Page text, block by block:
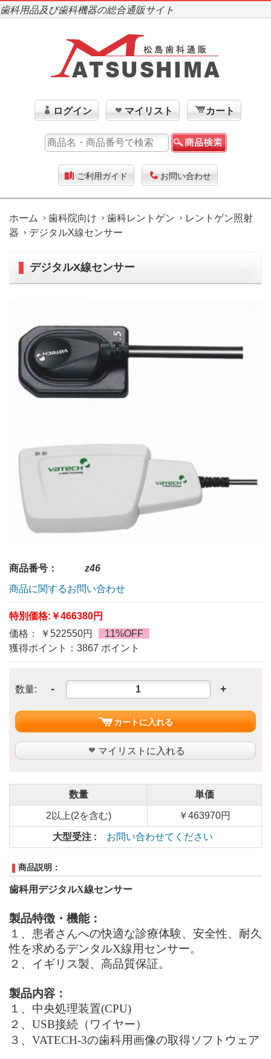
歯科用品及び歯科機器の総合通販サイト
ログイン マイリスト カート
ご利用ガイド お問い合わせ
ホーム 歯科院向け 歯科レントゲン
レントゲン照射
器
デジタルX線センサー
デジタルX線センサー
商品番号：
z46
商品に関するお問い合わせ
特別価格: ￥466380円
価格： ￥522550円
11%OFF
獲得ポイント：3867 ポイント
数量: - +
カートに入れる
マイリストに入れる
数量 単価
2以上(2を含む) ￥463970円
大型受注 : お問い合わせてください
商品説明：
歯科用 デジタルX線センサー
製品特徴・機能：
１、患者さんへの快適な診療体験、安全性、耐久
性を求めるデンタルX線用センサー。
２、イギリス製、高品質保証。
製品内容：
１、中央処理装置(CPU)
２、USB接続 （ ワイヤー）
３、VATECH-3の歯科用画像の取得ソフトウェア